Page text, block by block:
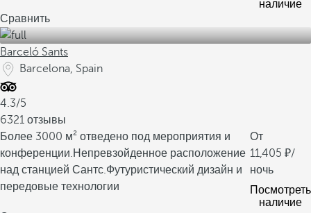
наличие
Сравнить
Barceló Sants
Barcelona, Spain
4.3/5
6321 отзывы
Более 3000 м² отведено под мероприятия и
конференции.Непревзойденное расположение
над станцией Сантс.Футуристический дизайн и
передовые технологии
От
11,405
/
ночь
Посмотреть
наличие